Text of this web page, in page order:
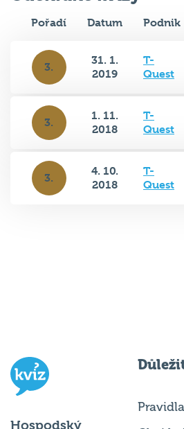
Pořadí Datum Podnik
3.
31. 1.
2019
T-
Quest
3.
1. 11.
2018
T-
Quest
3.
4. 10.
2018
T-
Quest
Hospodský